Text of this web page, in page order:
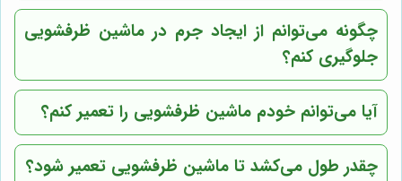
چگونه می‌توانم از ایجاد جرم در ماشین ظرفشویی
جلوگیری کنم؟
آیا می‌توانم خودم ماشین ظرفشویی را تعمیر کنم؟
چقدر طول می‌کشد تا ماشین ظرفشویی تعمیر شود؟